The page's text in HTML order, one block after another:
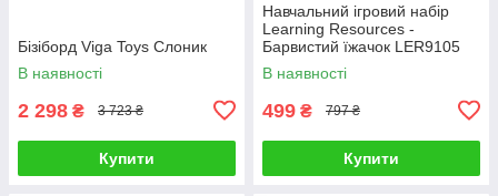
Бізіборд Viga Toys Слоник
В наявності
2 298 ₴ 3 723 ₴
Купити
Навчальний ігровий набір
Learning Resources -
Барвистий їжачок LER9105
В наявності
499 ₴ 797 ₴
Купити